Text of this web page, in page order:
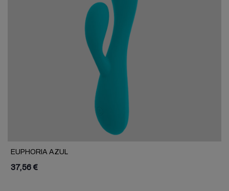
EUPHORIA AZUL
37,56 €